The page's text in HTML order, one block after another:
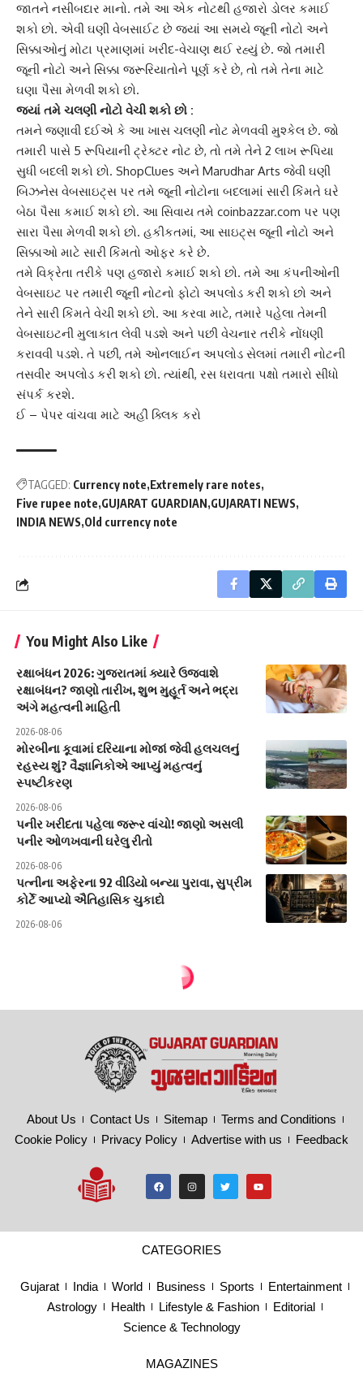
જાતને નસીબદાર માનો. તમે આ એક નોટથી હજારો ડોલર કમાઈ
શકો છો. એવી ઘણી વેબસાઈટ છે જ્યાં આ સમયે જૂની નોટો અને
સિક્કાઓનું મોટા પ્રમાણમાં ખરીદ-વેચાણ થઈ રહ્યું છે. જો તમારી
જૂની નોટો અને સિક્કા જરૂરિયાતોને પૂર્ણ કરે છે, તો તમે તેના માટે
ઘણા પૈસા મેળવી શકો છો.
જ્યાં તમે ચલણી નોટો વેચી શકો છો :
તમને જણાવી દઈએ કે આ ખાસ ચલણી નોટ મેળવવી મુશ્કેલ છે. જો
તમારી પાસે 5 રૂપિયાની ટ્રેક્ટર નોટ છે, તો તમે તેને 2 લાખ રૂપિયા
સુધી બદલી શકો છો. ShopClues અને Marudhar Arts જેવી ઘણી
બિઝનેસ વેબસાઇટ્સ પર તમે જૂની નોટોના બદલામાં સારી કિંમતે ઘરે
બેઠા પૈસા કમાઈ શકો છો. આ સિવાય તમે coinbazzar.com પર પણ
સારા પૈસા મેળવી શકો છો. હકીકતમાં, આ સાઇટ્સ જૂની નોટો અને
સિક્કાઓ માટે સારી કિંમતો ઓફર કરે છે.
તમે વિક્રેતા તરીકે પણ હજારો કમાઈ શકો છો. તમે આ કંપનીઓની
વેબસાઇટ પર તમારી જૂની નોટનો ફોટો અપલોડ કરી શકો છો અને
તેને સારી કિંમતે વેચી શકો છો. આ કરવા માટે, તમારે પહેલા તેમની
વેબસાઇટની મુલાકાત લેવી પડશે અને પછી વેચનાર તરીકે નોંધણી
કરાવવી પડશે. તે પછી, તમે ઓનલાઈન અપલોડ સેલમાં તમારી નોટની
તસવીર અપલોડ કરી શકો છો. ત્યાંથી, રસ ધરાવતા પક્ષો તમારો સીધો
સંપર્ક કરશે.
ઈ – પેપર વાંચવા માટે અહીં ક્લિક કરો
TAGGED: Currency note Extremely rare notes
Five rupee note GUJARAT GUARDIAN GUJARATI NEWS
INDIA NEWS Old currency note
You Might Also Like
રક્ષાબંધન 2026: ગુજરાતમાં ક્યારે ઉજવાશે
રક્ષાબંધન? જાણો તારીખ, શુભ મુહૂર્ત અને ભદ્રા
અંગે મહત્વની માહિતી
2026-08-06
મોરબીના કૂવામાં દરિયાના મોજાં જેવી હલચલનું
રહસ્ય શું? વૈજ્ઞાનિકોએ આપ્યું મહત્વનું
સ્પષ્ટીકરણ
2026-08-06
પનીર ખરીદતા પહેલા જરૂર વાંચો! જાણો અસલી
પનીર ઓળખવાની ઘરેલુ રીતો
2026-08-06
પત્નીના અફેરના 92 વીડિયો બન્યા પુરાવા, સુપ્રીમ
કોર્ટે આપ્યો ઐતિહાસિક ચુકાદો
2026-08-06
About Us Contact Us Sitemap
Terms and Conditions
Cookie Policy
Privacy Policy Advertise with us Feedback
CATEGORIES
Gujarat India World Business Sports
Entertainment
Astrology
Health Lifestyle & Fashion
Editorial
Science & Technology
MAGAZINES